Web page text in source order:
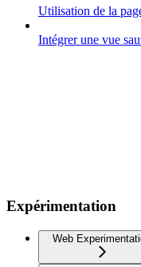
Utilisation de la
Intégrer une vue
Expérimentation
Web